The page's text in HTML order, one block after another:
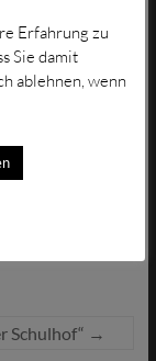
und
Schulhof“ →
Erfahrung zu
Sie damit
ablehnen, wenn